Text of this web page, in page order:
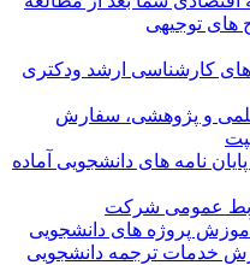
توجیهی
های کارشناسی ارشد ودکتری
و پژوهشی، سفارش
نامه های دانشجویی آماده
عمومی شرکت
پروژه های دانشجویی
خدمات ترجمه دانشجویی